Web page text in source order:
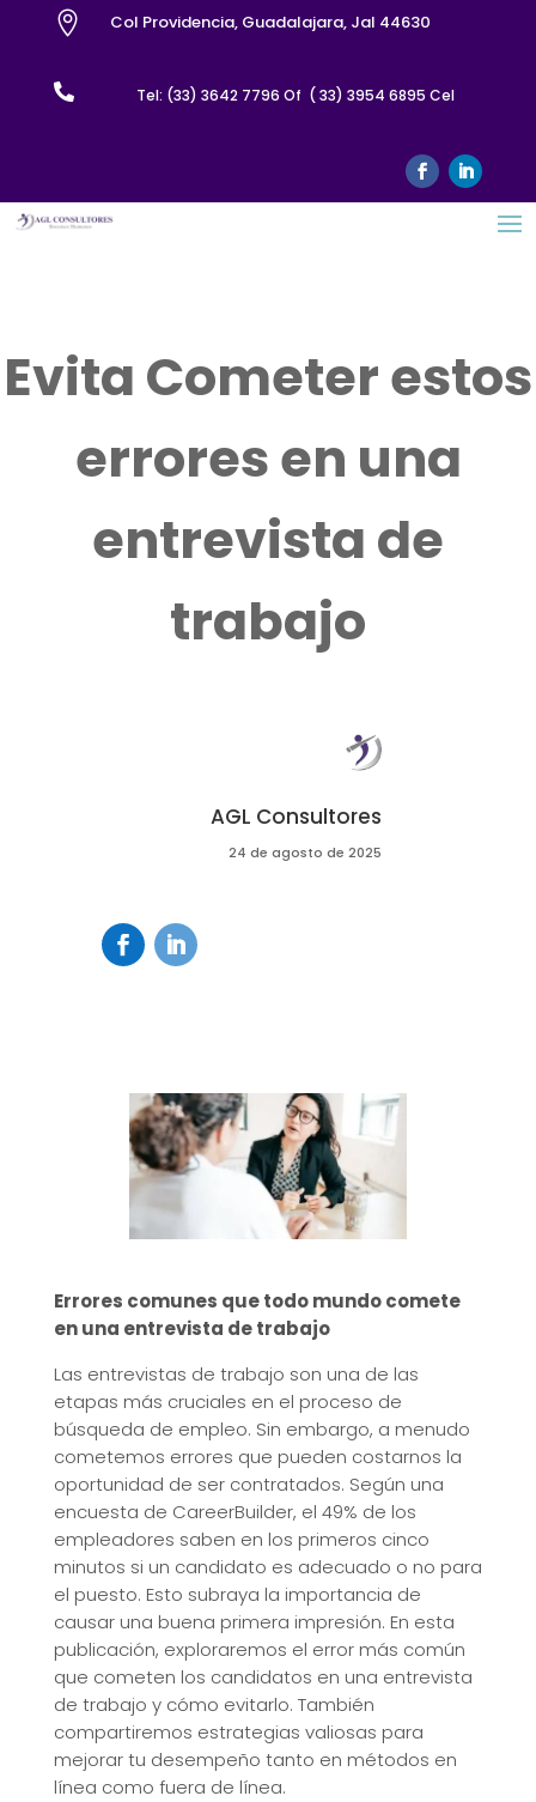
 Col Providencia, Guadalajara, Jal 44630
 Tel: (33) 3642 7796 Of ( 33) 3954 6895 Cel
Evita Cometer estos
errores en una
entrevista de
trabajo
AGL Consultores
24 de agosto de 2025
Errores comunes que todo mundo comete
en una entrevista de trabajo
Las entrevistas de trabajo son una de las
etapas más cruciales en el proceso de
búsqueda de empleo. Sin embargo, a menudo
cometemos errores que pueden costarnos la
oportunidad de ser contratados. Según una
encuesta de CareerBuilder, el 49% de los
empleadores saben en los primeros cinco
minutos si un candidato es adecuado o no para
el puesto. Esto subraya la importancia de
causar una buena primera impresión. En esta
publicación, exploraremos el error más común
que cometen los candidatos en una entrevista
de trabajo y cómo evitarlo. También
compartiremos estrategias valiosas para
mejorar tu desempeño tanto en métodos en
línea como fuera de línea.